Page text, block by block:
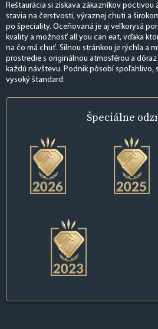
Reštaurácia si získava zákazníkov poctivou
stavia na čerstvosti, výraznej chuti a
po špeciality. Oceňovaná je aj veľkorysá
kvality a možnosť all you can eat, vďaka
na čo má chuť. Silnou stránkou je rýchla a
prostredie s originálnou atmosférou a
každú návštevu. Podnik pôsobí
vysoký štandard.
Špeciálne